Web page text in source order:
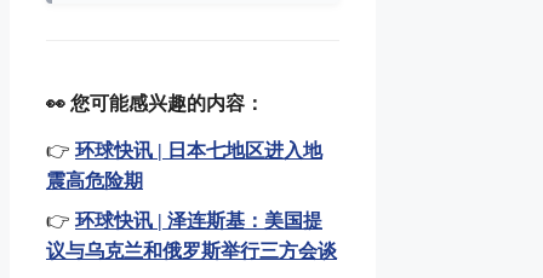
👀 您可能感兴趣的内容：
👉 环球快讯 | 日本七地区进入地
震高危险期
👉 环球快讯 | 泽连斯基：美国提
议与乌克兰和俄罗斯举行三方会谈